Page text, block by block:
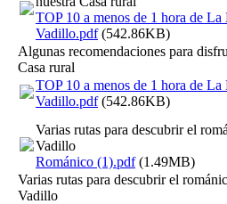
TOP 10 a menos de 1 hora de La
Vadillo.pdf(542.86KB)
Algunas recomendaciones para
Casa rural
TOP 10 a menos de 1 hora de La
Vadillo.pdf(542.86KB)
Varias rutas para descubrir el
Vadillo
Románico (1).pdf(1.49MB)
Varias rutas para descubrir el
Vadillo